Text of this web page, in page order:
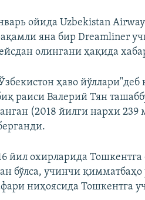
ойида Uzbekistan
яна бир Dreamliner
олингани ҳақида
ҳаво
раиси Валерий Тян
(2018 йилги нархи
йил охирларида Тошкентга
бўлса, учинчи
ниҳоясида Тошкентга